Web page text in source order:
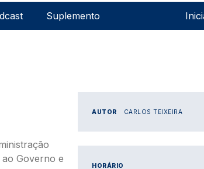
Suplemento
Governo e
AUTOR CARLOS TEIXEIRA
HORÁRIO